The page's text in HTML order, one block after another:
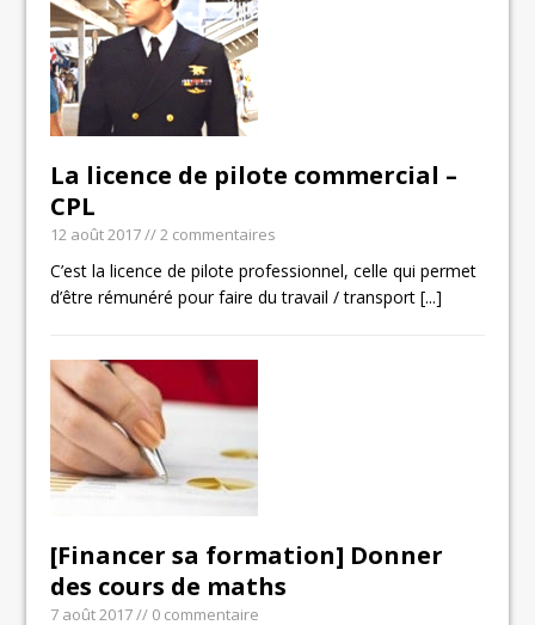
La licence de pilote commercial –
CPL
12 août 2017// 2 commentaires
C’est la licence de pilote professionnel, celle qui permet
d’être rémunéré pour faire du travail / transport[...]
[Financer sa formation] Donner
des cours de maths
7 août 2017// 0 commentaire